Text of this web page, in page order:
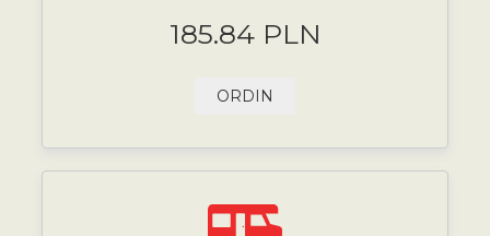
185.84 PLN
ORDIN